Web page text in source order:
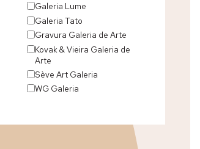
Galeria Lume
Galeria Tato
Gravura Galeria de Arte
Kovak & Vieira Galeria de
Arte
Sève Art Galeria
WG Galeria